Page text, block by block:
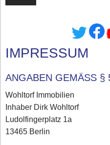
IMPRESSUM
ANGABEN GEMÄSS § 5
Wohltorf Immobilien
Inhaber Dirk Wohltorf
Ludolfingerplatz 1a
13465 Berlin